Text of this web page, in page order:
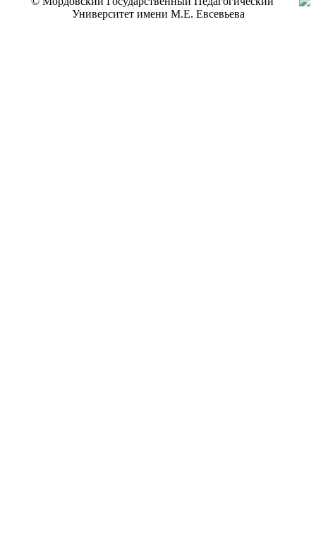
Университет имени М.Е. Евсевьева